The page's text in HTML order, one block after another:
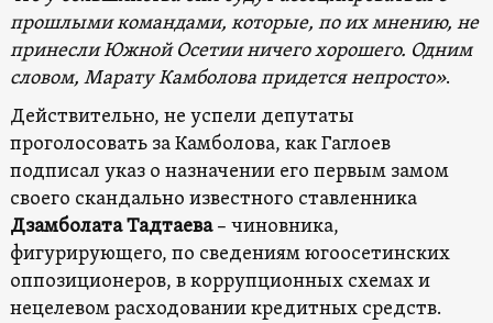
прошлыми командами, которые, по их мнению, не
принесли Южной Осетии ничего хорошего. Одним
словом, Марату Камболова придется непросто».
Действительно, не успели депутаты
проголосовать за Камболова, как Гаглоев
подписал указ о назначении его первым замом
своего скандально известного ставленника
Дзамболата Тадтаева– чиновника,
фигурирующего, по сведениям югоосетинских
оппозиционеров, в коррупционных схемах и
нецелевом расходовании кредитных средств.